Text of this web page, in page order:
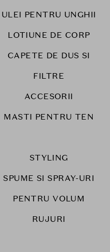
ULEI PENTRU UNGHII
LOTIUNE DE CORP
CAPETE DE DUS SI
FILTRE
ACCESORII
MASTI PENTRU TEN
STYLING
SPUME SI SPRAY-URI
PENTRU VOLUM
RUJURI